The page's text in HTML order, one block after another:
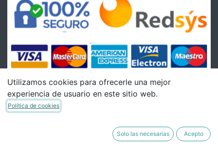
Condiciones
Utilizamos cookies para ofrecerle una mejor
experiencia de usuario en este sitio web.
Política de cookies
Solo las necesarias Acepto